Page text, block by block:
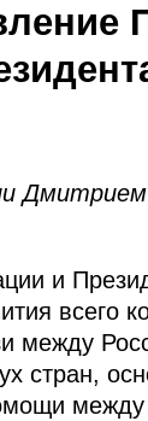
и
всего
между
стран,